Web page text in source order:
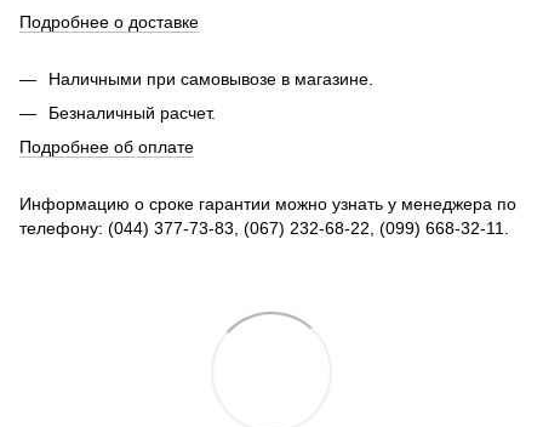
Подробнее о доставке
Наличными при самовывозе в магазине.
Безналичный расчет.
Подробнее об оплате
Информацию о сроке гарантии можно узнать у менеджера по
телефону: (044) 377-73-83, (067) 232-68-22, (099) 668-32-11.